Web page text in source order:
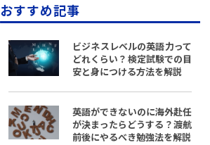
おすすめ記事
ビジネスレベルの英語力って
どれくらい？検定試験での目
安と身につける方法を解説
英語ができないのに海外赴任
が決まったらどうする？渡航
前後にやるべき勉強法を解説